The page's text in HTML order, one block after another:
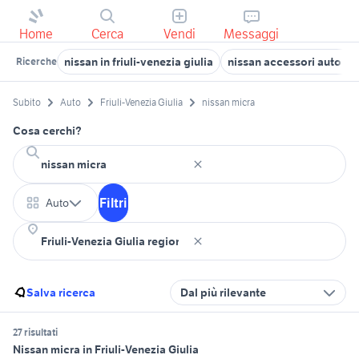
Home Cerca Vendi Messaggi
Ricerche nissan in friuli-venezia giulia nissan accessori auto
Subito Auto Friuli-Venezia Giulia nissan micra
Cosa cerchi?
Auto Filtri
Salva ricerca Dal più rilevante
27 risultati
Nissan micra in Friuli-Venezia Giulia